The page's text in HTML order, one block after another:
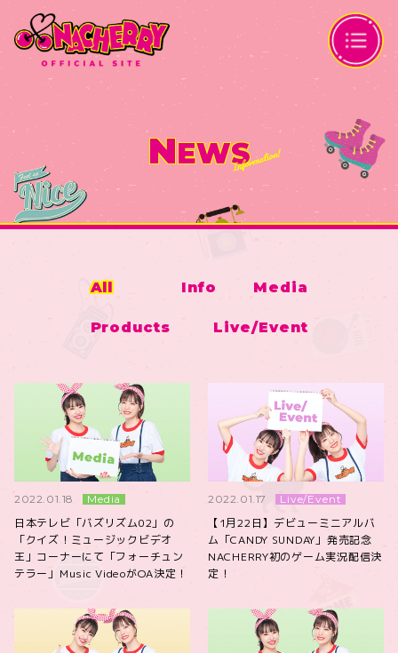
NEWS
All Info Media
Products Live/Event
2022.01.18 Media
日本テレビ「バズリズム02」の
「クイズ！ミュージックビデオ
王」コーナーにて「フォーチュン
テラー」Music VideoがOA決定！
2022.01.17 Live/Event
【1月22日】デビューミニアルバ
ム「CANDY SUNDAY」発売記念
NACHERRY初のゲーム実況配信決
定！